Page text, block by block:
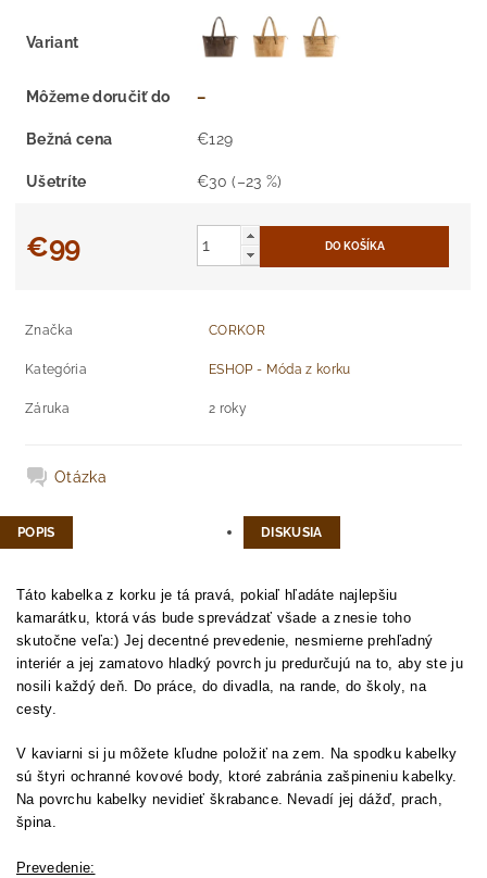
Variant
Môžeme doručiť do –
Bežná cena €129
Ušetríte €30(–23 %)
€99
Značka CORKOR
Kategória ESHOP - Móda z korku
Záruka 2 roky
Otázka
POPIS DISKUSIA
Táto kabelka z korku je tá pravá, pokiaľ hľadáte najlepšiu
kamarátku, ktorá vás bude sprevádzať všade a znesie toho
skutočne veľa:) Jej decentné prevedenie, nesmierne prehľadný
interiér a jej zamatovo hladký povrch ju predurčujú na to, aby ste ju
nosili každý deň. Do práce, do divadla, na rande, do školy, na
cesty.
V kaviarni si ju môžete kľudne položiť na zem. Na spodku kabelky
sú štyri ochranné kovové body, ktoré zabránia zašpineniu kabelky.
Na povrchu kabelky nevidieť škrabance. Nevadí jej dážď, prach,
špina.
Prevedenie: